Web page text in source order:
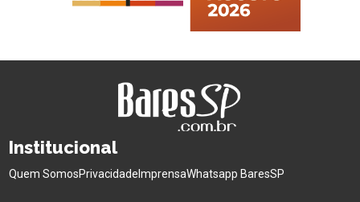
Institucional
Quem SomosPrivacidade ImprensaWhatsapp BaresSP